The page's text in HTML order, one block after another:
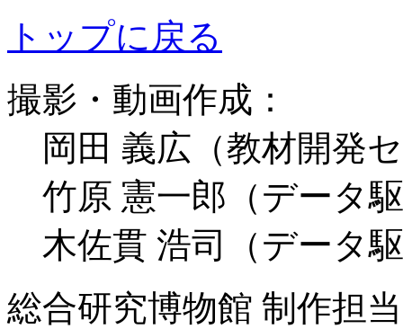
トップに戻る
撮影・動画作成：
岡田 義広（教材開発
竹原 憲一郎（データ
木佐貫 浩司（データ
総合研究博物館 制作担